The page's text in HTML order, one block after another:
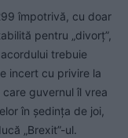
împotrivă, cu doar
pentru „divorț”,
trebuie
incert cu privire la
guvernul îl vrea
în ședința de joi,
„Brexit”-ul.